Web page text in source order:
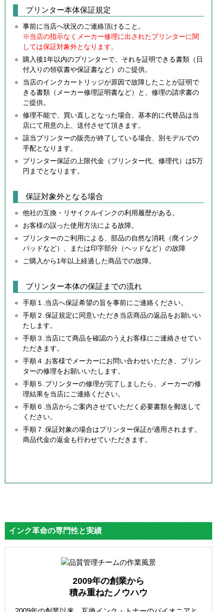
プリンター本体保証規定
事前に当店へ状況のご連絡頂けること。
※当店の指示なくメーカー修理に出されたプリンターに関
しては保証対象外となります。
購入後1年以内のプリンターで、それを証明できる書類（日
付入りの領収書や保証書など）のご提供。
当店のインクカートリッジが原因で故障したことが証明で
きる書類（メーカー修理証明書など）と、修理の請求書の
ご提供。
修理不能で、買い直しとなった場合、基本的に代替品は当
店にて用意の上、送付させて頂きます。
該当プリンターの販売が終了している場合、別モデルでの
手配となります。
プリンター保証の上限代金（プリンター代、修理代）は5万
円までとなります。
保証対象外となる場合
他社の互換・リサイクルインクの利用履歴がある。
お客様の誤った使用方法による故障。
プリンターのご利用による、部品の自然な消耗（廃インク
パッドなど）、または印字部分（ヘッドなど）の故障
ご購入から1年以上経過した商品での故障。
プリンター本体の保証までの流れ
手順１.当店へ保証希望の旨を事前にご連絡ください。
手順２.保証規定に同意いただき当店商品の返品をお願いい
たします。
手順３.当店にて商品を確認のうえお客様にご連絡させてい
ただきます。
手順４.お客様でメーカーにお問い合わせいただき、プリン
ターの修理をお願いいたします。
手順５.プリンターの修理が完了しましたら、メーカーの修
理結果を当店にご連絡ください。
手順６.当店からご案内させていただく必要書類を郵送して
ください。
手順７.保証対象の場合はプリンター保証が適用されます。
商品代金の返金も行わせていただきます。
インク革命の専門性と実績
2009年の創業から
積み重ねたノウハウ